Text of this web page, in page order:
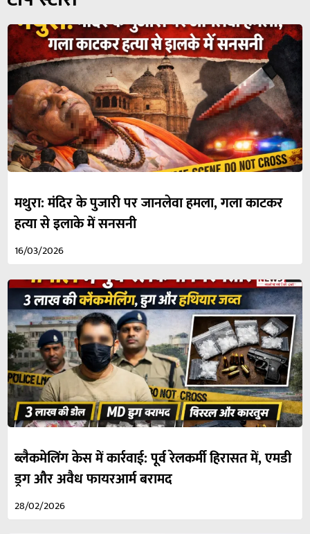
मथुरा: मंदिर के पुजारी पर जानलेवा हमला, गला काटकर
हत्या से इलाके में सनसनी
16/03/2026
ब्लैकमेलिंग केस में कार्रवाई: पूर्व रेलकर्मी हिरासत में, एमडी
ड्रग और अवैध फायरआर्म बरामद
28/02/2026